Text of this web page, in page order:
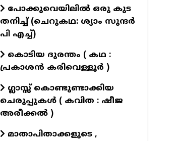
പോക്കുവെയിലിൽ ഒരു കുട
തനിച്ച് (ചെറുകഥ: ശ്യാം സുന്ദര്‍
പി എച്ച്)
കൊടിയ ദുരന്തം ( കഥ :
പ്രകാശൻ കരിവെള്ളൂർ )
ഗ്ലാസ്സ് കൊണ്ടുണ്ടാക്കിയ
ചെരുപ്പുകൾ ( കവിത : ഷീജ
അരീക്കൽ )
മാതാപിതാക്കളുടെ ,